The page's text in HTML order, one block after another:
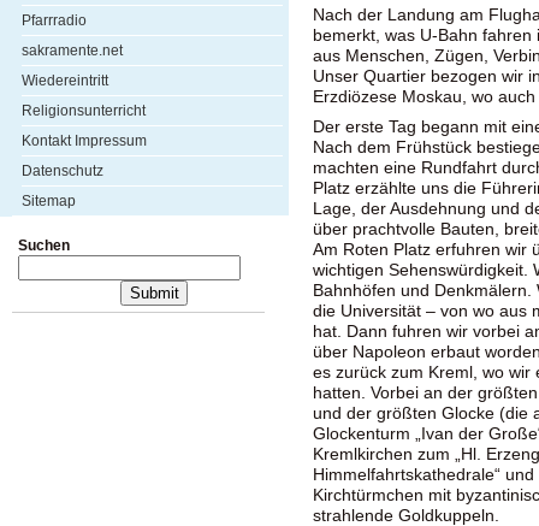
Pfarrradio
sakramente.net
Wiedereintritt
Religionsunterricht
Kontakt Impressum
Datenschutz
Sitemap
Suchen
Nach der Landung am
bemerkt, was U-Bahn
aus Menschen, Zügen,
Unser Quartier bezogen wir
Erzdiözese Moskau, wo
Der erste Tag begann mit
Nach dem Frühstück
machten eine Rundfahrt
Platz erzählte uns die
Lage, der Ausdehnung und
über prachtvolle Bauten,
Am Roten Platz erfuhren wir
wichtigen Sehenswürdigkeit.
Bahnhöfen und
die Universität – von wo aus
hat. Dann fuhren wir vorbei
über Napoleon erbaut
es zurück zum Kreml, wo
hatten. Vorbei an der
und der größten Glocke (die
Glockenturm „Ivan der
Kremlkirchen zum „Hl.
Himmelfahrtskathedrale“
Kirchtürmchen mit
strahlende Goldkuppeln.